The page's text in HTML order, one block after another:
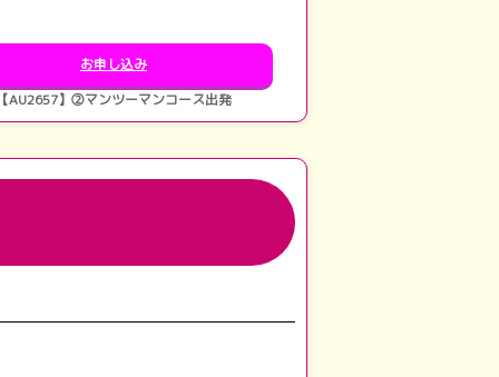
お申し込み
AU2657】②マンツーマンコース出発